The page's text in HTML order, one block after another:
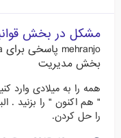
مشکل در بخش
mehranjo پاسخی برای
بخش مدیریت
همه را به میلادی وارد
را حل کردن.